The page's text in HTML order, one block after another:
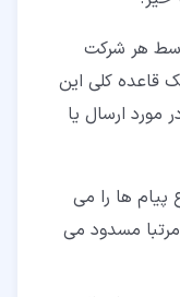
هر شرکت
قاعده کلی این
مورد ارسال یا
پیام ها را می
مسدود می